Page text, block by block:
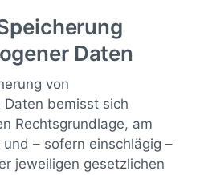
Daten
von
bemisst sich
Rechtsgrundlage, am
– sofern einschlägig –
jeweiligen gesetzlichen